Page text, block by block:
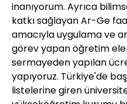
inanıyorum. Ayrıca
katkı sağlayan Ar-Ge
amacıyla uygulama ve
görev yapan öğretim
sermayeden yapılan
yapıyoruz. Türkiye'de
listelerine giren